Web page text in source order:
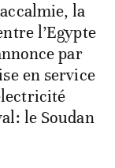
la
l’Egypte
par
en service
le Soudan